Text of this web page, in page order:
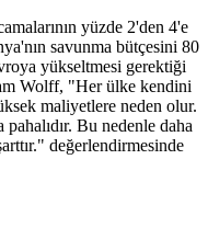
yüzde 2'den 4'e
savunma bütçesini 80
yükseltmesi gerektiği
Wolff, "Her ülke kendini
maliyetlere neden olur.
Bu nedenle daha
değerlendirmesinde